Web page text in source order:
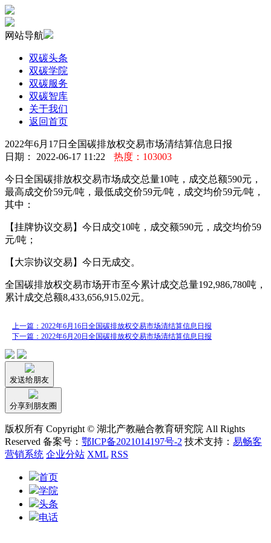
网站导航
双碳头条
双碳学院
双碳服务
双碳智库
关于我们
返回首页
2022年6月17日全国碳排放权交易市场清结算信息日报
日期： 2022-06-17 11:22
热度：103003
今日全国碳排放权交易市场成交总量10吨，成交总额590元，
最高成交价59元/吨，最低成交价59元/吨，成交均价59元/吨，
其中：
【挂牌协议交易】今日成交10吨，成交额590元，成交均价59
元/吨；
【大宗协议交易】今日无成交。
全国碳排放权交易市场开市至今累计成交总量192,986,780吨，
累计成交总额8,433,656,915.02元。
上一篇：2022年6月16日全国碳排放权交易市场清结算信息日报
下一篇：2022年6月20日全国碳排放权交易市场清结算信息日报
发送给朋友
分享到朋友圈
版权所有 Copyright © 湖北产教融合教育研究院 All Rights
Reserved 备案号： 鄂ICP备2021014197号-2 技术支持： 易畅客
营销系统 企业分站 XML RSS
首页
学院
头条
电话